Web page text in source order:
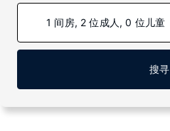
1 间房, 2 位成人, 0 位儿童
搜寻